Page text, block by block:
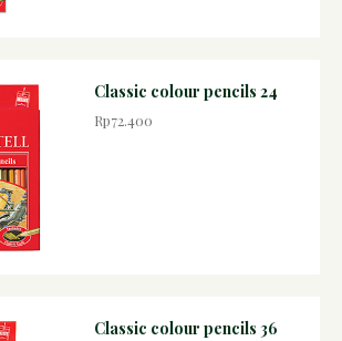
Classic colour pencils 24
Rp72.400
Classic colour pencils 36